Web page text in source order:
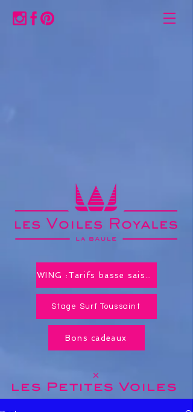
Stage Surf Toussaint
Bons cadeaux
x
les Petites Voiles